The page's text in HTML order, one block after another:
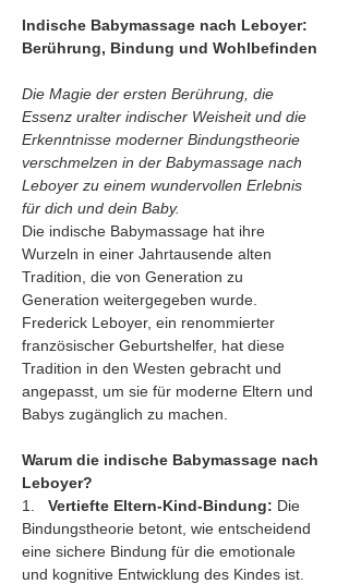
Indische Babymassage nach Leboyer:
Berührung, Bindung und Wohlbefinden
Die Magie der ersten Berührung, die
Essenz uralter indischer Weisheit und die
Erkenntnisse moderner Bindungstheorie
verschmelzen in der Babymassage nach
Leboyer zu einem wundervollen Erlebnis
für dich und dein Baby.
Die indische Babymassage hat ihre
Wurzeln in einer Jahrtausende alten
Tradition, die von Generation zu
Generation weitergegeben wurde.
Frederick Leboyer, ein renommierter
französischer Geburtshelfer, hat diese
Tradition in den Westen gebracht und
angepasst, um sie für moderne Eltern und
Babys zugänglich zu machen.
Warum die indische Babymassage nach
Leboyer?
1. Vertiefte Eltern-Kind-Bindung: Die
Bindungstheorie betont, wie entscheidend
eine sichere Bindung für die emotionale
und kognitive Entwicklung des Kindes ist.